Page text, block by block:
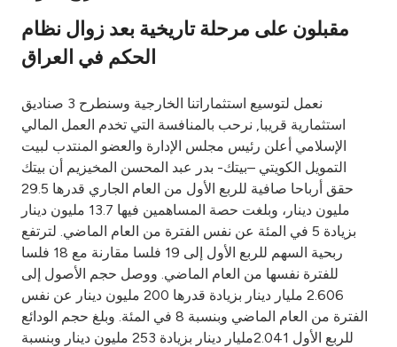
Tools & Services
After Sales Services
Contact us
Branch & ATM locator
Germany
Malaysia
مقبلون على مرحلة تاريخية بعد زوال نظام
الحكم في العراق
نعمل لتوسيع استثماراتنا الخارجية وسنطرح 3 صناديق
استثمارية قريبا, نرحب بالمنافسة التي تخدم العمل المالي
الإسلامي أعلن رئيس مجلس الإدارة والعضو المنتدب لبيت
التمويل الكويتي –بيتك- بدر عبد المحسن المخيزيم أن بيتك
حقق أرباحا صافية للربع الأول من العام الجاري قدرها 29.5
مليون دينار، وبلغت حصة المساهمين فيها 13.7 مليون دينار
بزيادة 5 في المئة عن نفس الفترة من العام الماضي. لترتفع
ربحية السهم للربع الأول إلى 19 فلسا مقارنة مع 18 فلسا
للفترة نفسها من العام الماضي. ووصل حجم الأصول إلى
2.606 مليار دينار بزيادة قدرها 200 مليون دينار عن نفس
الفترة من العام الماضي وبنسبة 8 في المئة. وبلغ حجم الودائع
للربع الأول 2.041مليار دينار بزيادة 253 مليون دينار وبنسبة